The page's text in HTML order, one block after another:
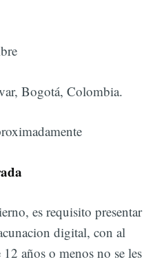
Bogotá, Colombia.
es requisito presentar
digital, con al
años o menos no se les